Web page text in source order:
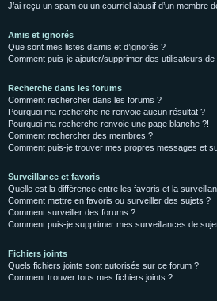
J’ai reçu un spam ou un courriel abusif d’un membre
Amis et ignorés
Que sont mes listes d’amis et d’ignorés ?
Comment puis-je ajouter/supprimer des utilisateurs de
Recherche dans les forums
Comment rechercher dans les forums ?
Pourquoi ma recherche ne renvoie aucun résultat ?
Pourquoi ma recherche renvoie une page blanche ?!
Comment rechercher des membres ?
Comment puis-je trouver mes propres messages et
Surveillance et favoris
Quelle est la différence entre les favoris et la
Comment mettre en favoris ou surveiller des sujets ?
Comment surveiller des forums ?
Comment puis-je supprimer mes surveillances de
Fichiers joints
Quels fichiers joints sont autorisés sur ce forum ?
Comment trouver tous mes fichiers joints ?